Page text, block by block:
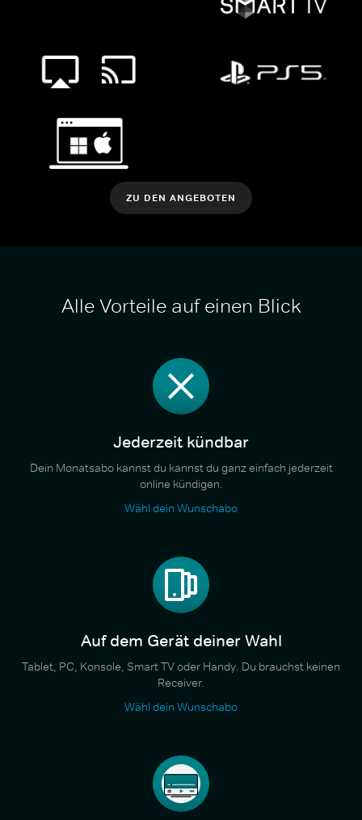
ZU DEN ANGEBOTEN
Alle Vorteile auf einen Blick
Jederzeit kündbar
Dein Monatsabo kannst du kannst du ganz einfach jederzeit
online kündigen.
Wähl dein Wunschabo
Auf dem Gerät deiner Wahl
Tablet, PC, Konsole, Smart TV oder Handy. Du brauchst keinen
Receiver.
Wähl dein Wunschabo